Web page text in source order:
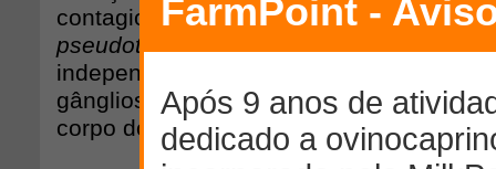
contagiosa crônica causada pela
pseudotuberculosis. Acomete
independente de raça e, caracteriza-se
gânglios linfáticos localizados em
corpo do animal.